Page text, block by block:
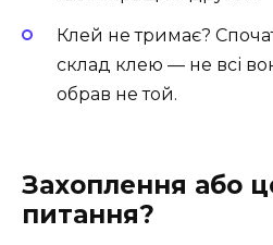
Клей не тримає?
склад клею — не всі
обрав не той.
Захоплення або
питання?